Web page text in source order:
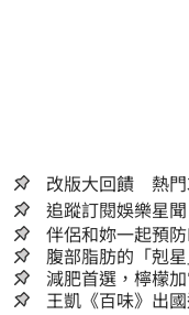
改版大回饋 熱門
追蹤訂閱娛樂星
伴侶和妳一起預
腹部脂肪的「剋
囊，瘦出小蠻腰
減肥首選，檸檬
人生
王凱《百味》出